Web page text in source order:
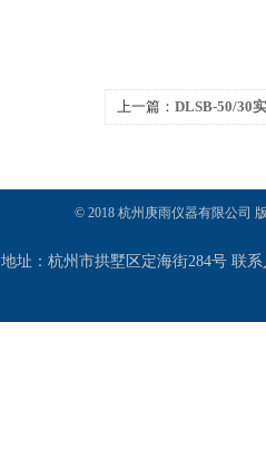
上一篇： DLSB-50/30
© 2018 杭州庚雨仪器有限公司
地址：杭州市拱墅区定海街284号 联